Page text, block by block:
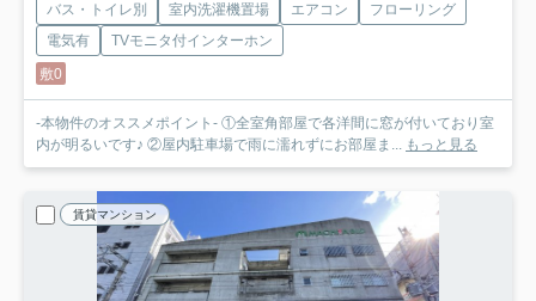
バス・トイレ別 室内洗濯機置場 エアコン
フローリング
電気有
TVモニタ付インターホン
敷0
‐本物件のオススメポイント‐ ①全室角部屋で各洋間に窓が付いており室
内が明るいです♪ ②屋内駐車場で雨に濡れずにお部屋ま... もっと見る
賃貸マンション